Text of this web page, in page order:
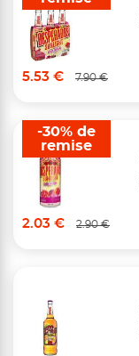
5.53 € 7.90 €
2.03 € 2.90 €
-30% de
remise